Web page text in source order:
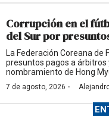
Corrupción en el
del Sur por
La Federación Coreana
presuntos pagos a árbitros
nombramiento de Hong
7 de agosto, 2026 ·